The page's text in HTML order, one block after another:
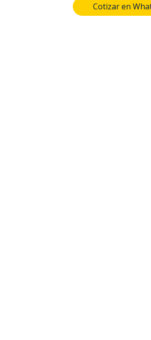
Cotizar en